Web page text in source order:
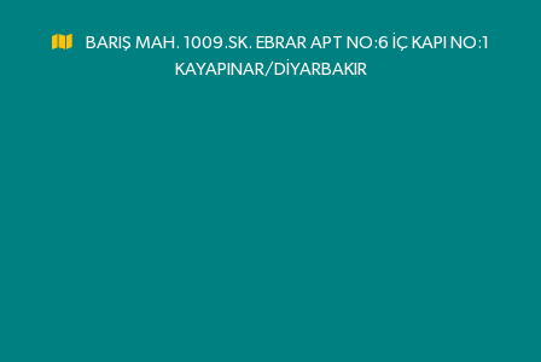
BARIŞ MAH. 1009.SK. EBRAR APT NO:6 İÇ KAPI NO:1
KAYAPINAR/DİYARBAKIR